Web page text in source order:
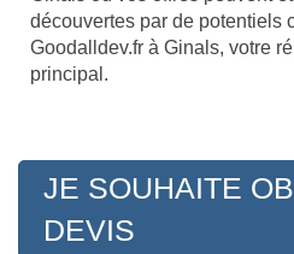
découvertes par de potentiels
Goodalldev.fr à Ginals, votre
principal.
JE SOUHAITE
DEVIS